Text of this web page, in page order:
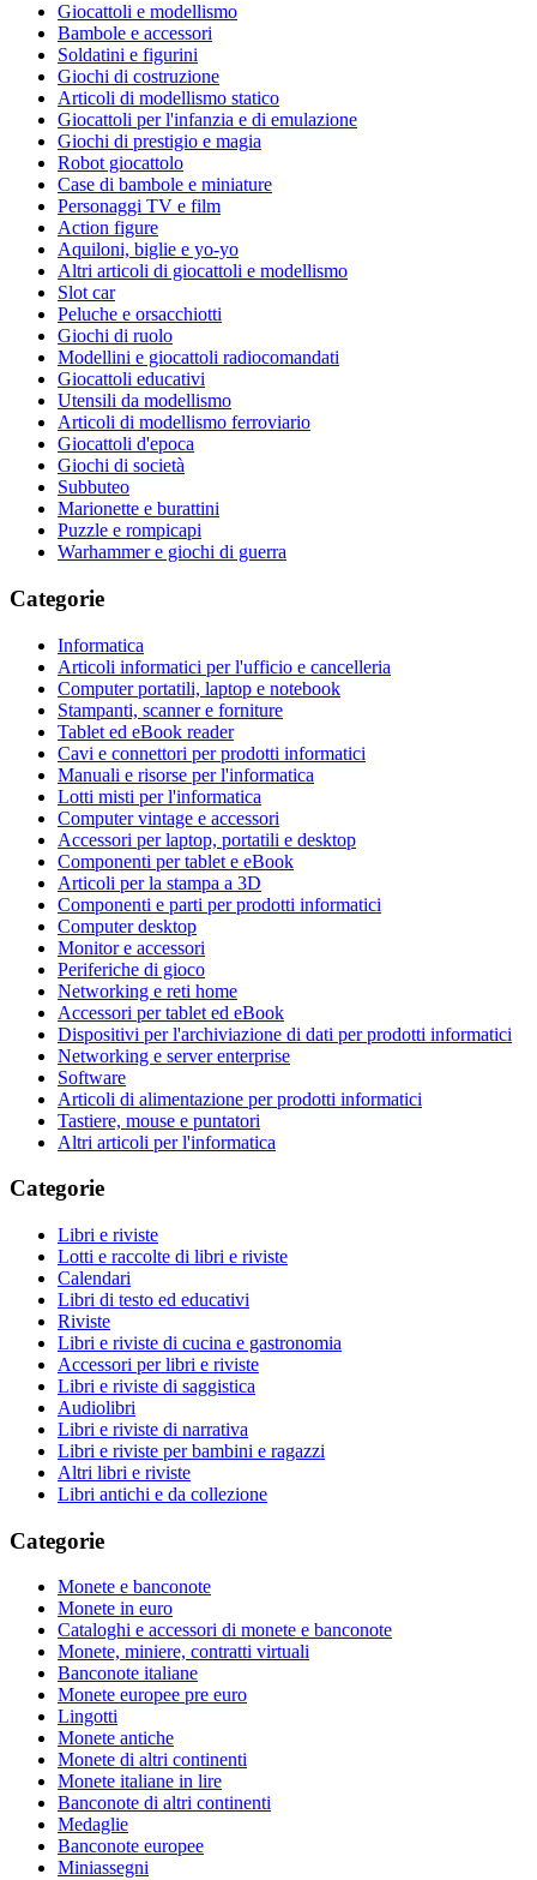
Giocattoli e modellismo
Bambole e accessori
Soldatini e figurini
Giochi di costruzione
Articoli di modellismo statico
Giocattoli per l'infanzia e di emulazione
Giochi di prestigio e magia
Robot giocattolo
Case di bambole e miniature
Personaggi TV e film
Action figure
Aquiloni, biglie e yo-yo
Altri articoli di giocattoli e modellismo
Slot car
Peluche e orsacchiotti
Giochi di ruolo
Modellini e giocattoli radiocomandati
Giocattoli educativi
Utensili da modellismo
Articoli di modellismo ferroviario
Giocattoli d'epoca
Giochi di società
Subbuteo
Marionette e burattini
Puzzle e rompicapi
Warhammer e giochi di guerra
Categorie
Informatica
Articoli informatici per l'ufficio e cancelleria
Computer portatili, laptop e notebook
Stampanti, scanner e forniture
Tablet ed eBook reader
Cavi e connettori per prodotti informatici
Manuali e risorse per l'informatica
Lotti misti per l'informatica
Computer vintage e accessori
Accessori per laptop, portatili e desktop
Componenti per tablet e eBook
Articoli per la stampa a 3D
Componenti e parti per prodotti informatici
Computer desktop
Monitor e accessori
Periferiche di gioco
Networking e reti home
Accessori per tablet ed eBook
Dispositivi per l'archiviazione di dati per prodotti informatici
Networking e server enterprise
Software
Articoli di alimentazione per prodotti informatici
Tastiere, mouse e puntatori
Altri articoli per l'informatica
Categorie
Libri e riviste
Lotti e raccolte di libri e riviste
Calendari
Libri di testo ed educativi
Riviste
Libri e riviste di cucina e gastronomia
Accessori per libri e riviste
Libri e riviste di saggistica
Audiolibri
Libri e riviste di narrativa
Libri e riviste per bambini e ragazzi
Altri libri e riviste
Libri antichi e da collezione
Categorie
Monete e banconote
Monete in euro
Cataloghi e accessori di monete e banconote
Monete, miniere, contratti virtuali
Banconote italiane
Monete europee pre euro
Lingotti
Monete antiche
Monete di altri continenti
Monete italiane in lire
Banconote di altri continenti
Medaglie
Banconote europee
Miniassegni